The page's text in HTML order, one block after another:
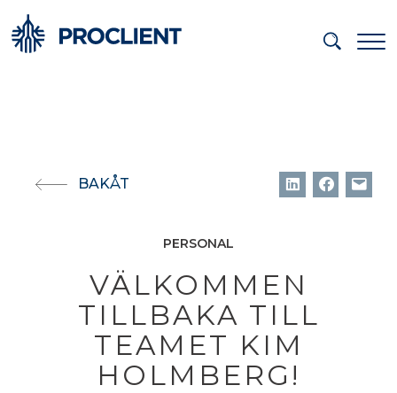
BAKÅT
PERSONAL
VÄLKOMMEN
TILLBAKA TILL
TEAMET KIM
HOLMBERG!